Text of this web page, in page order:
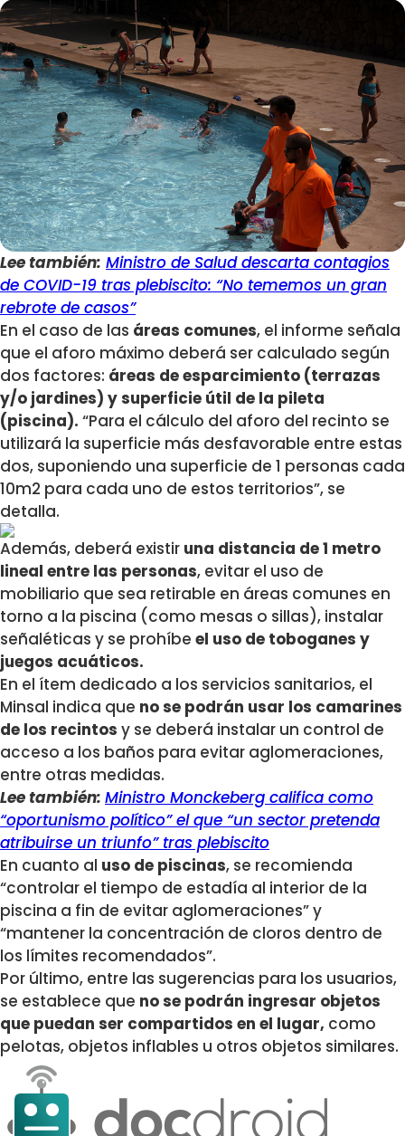
Lee también: Ministro de Salud descarta contagios
de COVID-19 tras plebiscito: “No tememos un gran
rebrote de casos”
En el caso de las áreas comunes, el informe señala
que el aforo máximo deberá ser calculado según
dos factores: áreas de esparcimiento (terrazas
y/o jardines) y superficie útil de la pileta
(piscina). “Para el cálculo del aforo del recinto se
utilizará la superficie más desfavorable entre estas
dos, suponiendo una superficie de 1 personas cada
10m2 para cada uno de estos territorios”, se
detalla.
Además, deberá existir una distancia de 1 metro
lineal entre las personas, evitar el uso de
mobiliario que sea retirable en áreas comunes en
torno a la piscina (como mesas o sillas), instalar
señaléticas y se prohíbe el uso de toboganes y
juegos acuáticos.
En el ítem dedicado a los servicios sanitarios, el
Minsal indica que no se podrán usar los camarines
de los recintos y se deberá instalar un control de
acceso a los baños para evitar aglomeraciones,
entre otras medidas.
Lee también: Ministro Monckeberg califica como
“oportunismo político” el que “un sector pretenda
atribuirse un triunfo” tras plebiscito
En cuanto al uso de piscinas, se recomienda
“controlar el tiempo de estadía al interior de la
piscina a fin de evitar aglomeraciones” y
“mantener la concentración de cloros dentro de
los límites recomendados”.
Por último, entre las sugerencias para los usuarios,
se establece que no se podrán ingresar objetos
que puedan ser compartidos en el lugar, como
pelotas, objetos inflables u otros objetos similares.